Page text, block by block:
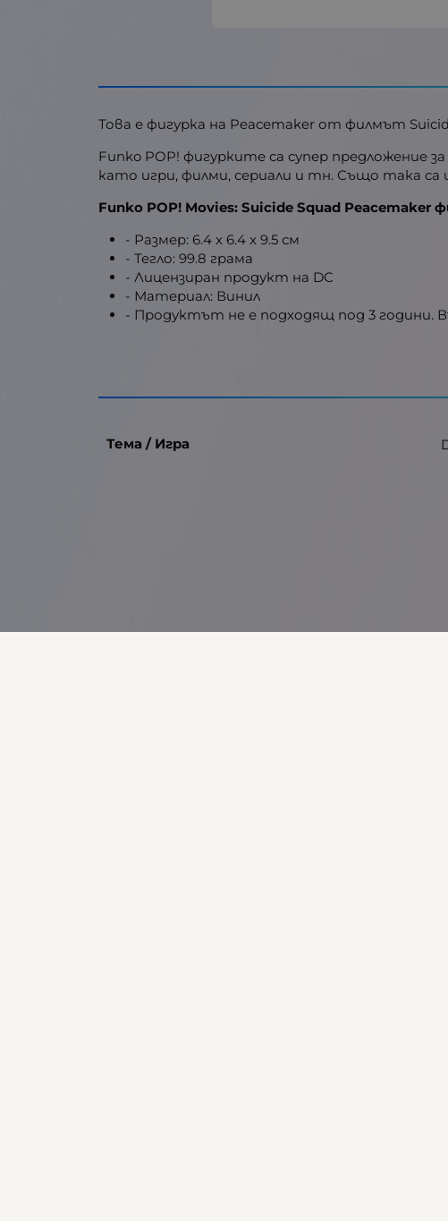
Това е фигурка на Peacemaker от филмът
Funko POP! фигурките са супер
като игри, филми, сериали и тн. Също така са
Funko POP! Movies: Suicide Squad Peacemaker
- Размер: 6.4 x 6.4 x 9.5 см
- Тегло: 99.8 грама
- Лицензиран продукт на DC
- Материал: Винил
- Продуктът не е подходящ под 3 години.
Тема / Игра